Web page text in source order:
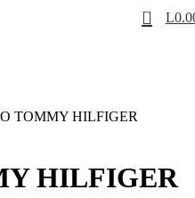
0 L
TOMMY HILFIGER
HILFIGER